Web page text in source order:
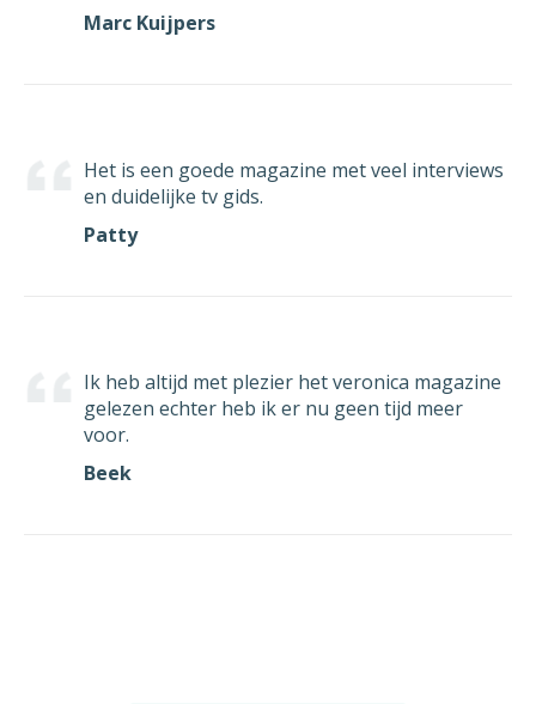
Marc Kuijpers
Het is een goede magazine met veel interviews
en duidelijke tv gids.
Patty
Ik heb altijd met plezier het veronica magazine
gelezen echter heb ik er nu geen tijd meer
voor.
Beek